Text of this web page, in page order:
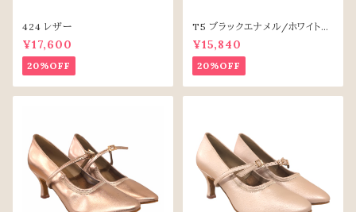
424 レザー
¥17,600
20%OFF
T5 ブラックエナメル/ホワイトレ
ザー
¥15,840
20%OFF